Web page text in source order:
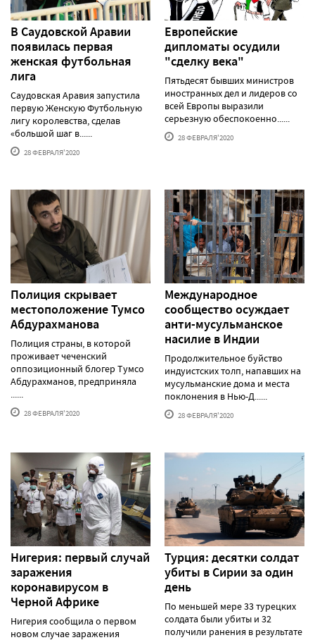
В Саудовской Аравии
появилась первая
женская футбольная
лига
Саудовская Аравия запустила
первую Женскую Футбольную
лигу королевства, сделав
«большой шаг в......
28 ФЕВРАЛЯ'2020
Европейские
дипломаты осудили
"сделку века"
Пятьдесят бывших министров
иностранных дел и лидеров со
всей Европы выразили
серьезную обеспокоенно......
28 ФЕВРАЛЯ'2020
Полиция скрывает
местоположение Тумсо
Абдурахманова
Полиция страны, в которой
проживает чеченский
оппозиционный блогер Тумсо
Абдурахманов, предприняла
......
28 ФЕВРАЛЯ'2020
Международное
сообщество осуждает
анти-мусульманское
насилие в Индии
Продолжительное буйство
индуистских толп, напавших на
мусульманские дома и места
поклонения в Нью-Д......
28 ФЕВРАЛЯ'2020
Нигерия: первый случай
заражения
коронавирусом в
Черной Африке
Нигерия сообщила о первом
новом случае заражения
Турция: десятки солдат
убиты в Сирии за один
день
По меньшей мере 33 турецких
солдата были убиты и 32
получили ранения в результате